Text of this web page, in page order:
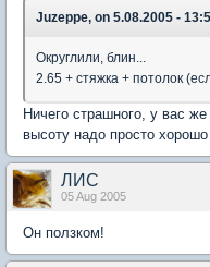
Juzeppe, on 5.08.2005 -
Округлили, блин...
2.65 + стяжка + потолок
Ничего страшного, у вас
высоту надо просто
ЛИС
05 Aug 2005
Он ползком!